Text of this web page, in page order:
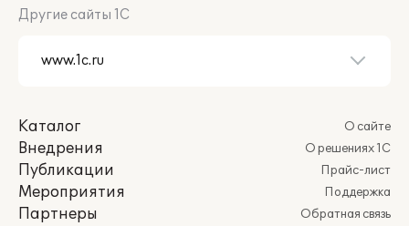
Другие сайты 1С
Каталог
Внедрения
Публикации
Мероприятия
Партнеры
О сайте
О решениях 1С
Прайс-лист
Поддержка
Обратная связь